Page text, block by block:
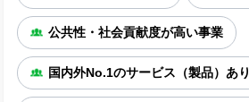
公共性・社会貢献度が高い事業
国内外No.1のサービス（製品）あり